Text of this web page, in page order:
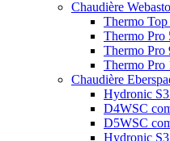
Chaudière
Thermo Top
Thermo Pro
Thermo Pro
Thermo Pro
Chaudière
Hydronic
D4WSC
D5WSC
Hydronic